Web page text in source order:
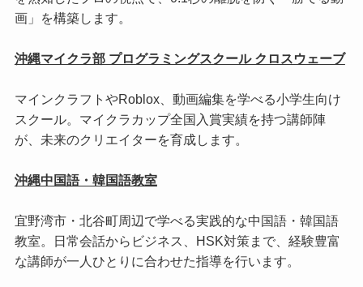
画」を構築します。
沖縄マイクラ部 プログラミングスクール クロスウェーブ
マインクラフトやRoblox、動画編集を学べる小学生向け
スクール。マイクラカップ全国入賞実績を持つ講師陣
が、未来のクリエイターを育成します。
沖縄中国語・韓国語教室
宜野湾市・北谷町周辺で学べる実践的な中国語・韓国語
教室。日常会話からビジネス、HSK対策まで、経験豊富
な講師が一人ひとりに合わせた指導を行います。